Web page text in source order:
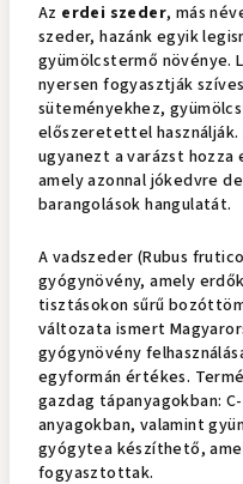
Az erdei szeder, más
szeder, hazánk egyik
gyümölcstermő növénye.
nyersen fogyasztják
süteményekhez,
előszeretettel használják.
ugyanezt a varázst hozza
amely azonnal jókedvre
barangolások hangulatát.
A vadszeder (Rubus
gyógynövény, amely
tisztásokon sűrű
változata ismert
gyógynövény
egyformán értékes.
gazdag tápanyagokban:
anyagokban, valamint
gyógytea készíthető,
fogyasztottak.